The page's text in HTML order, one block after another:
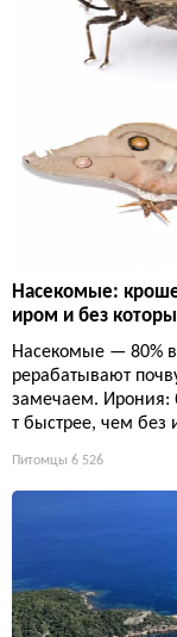
Насекомые:
иром и без
Насекомые — 80%
рерабатывают
замечаем. Ирония:
т быстрее, чем без
Питомцы 6 526